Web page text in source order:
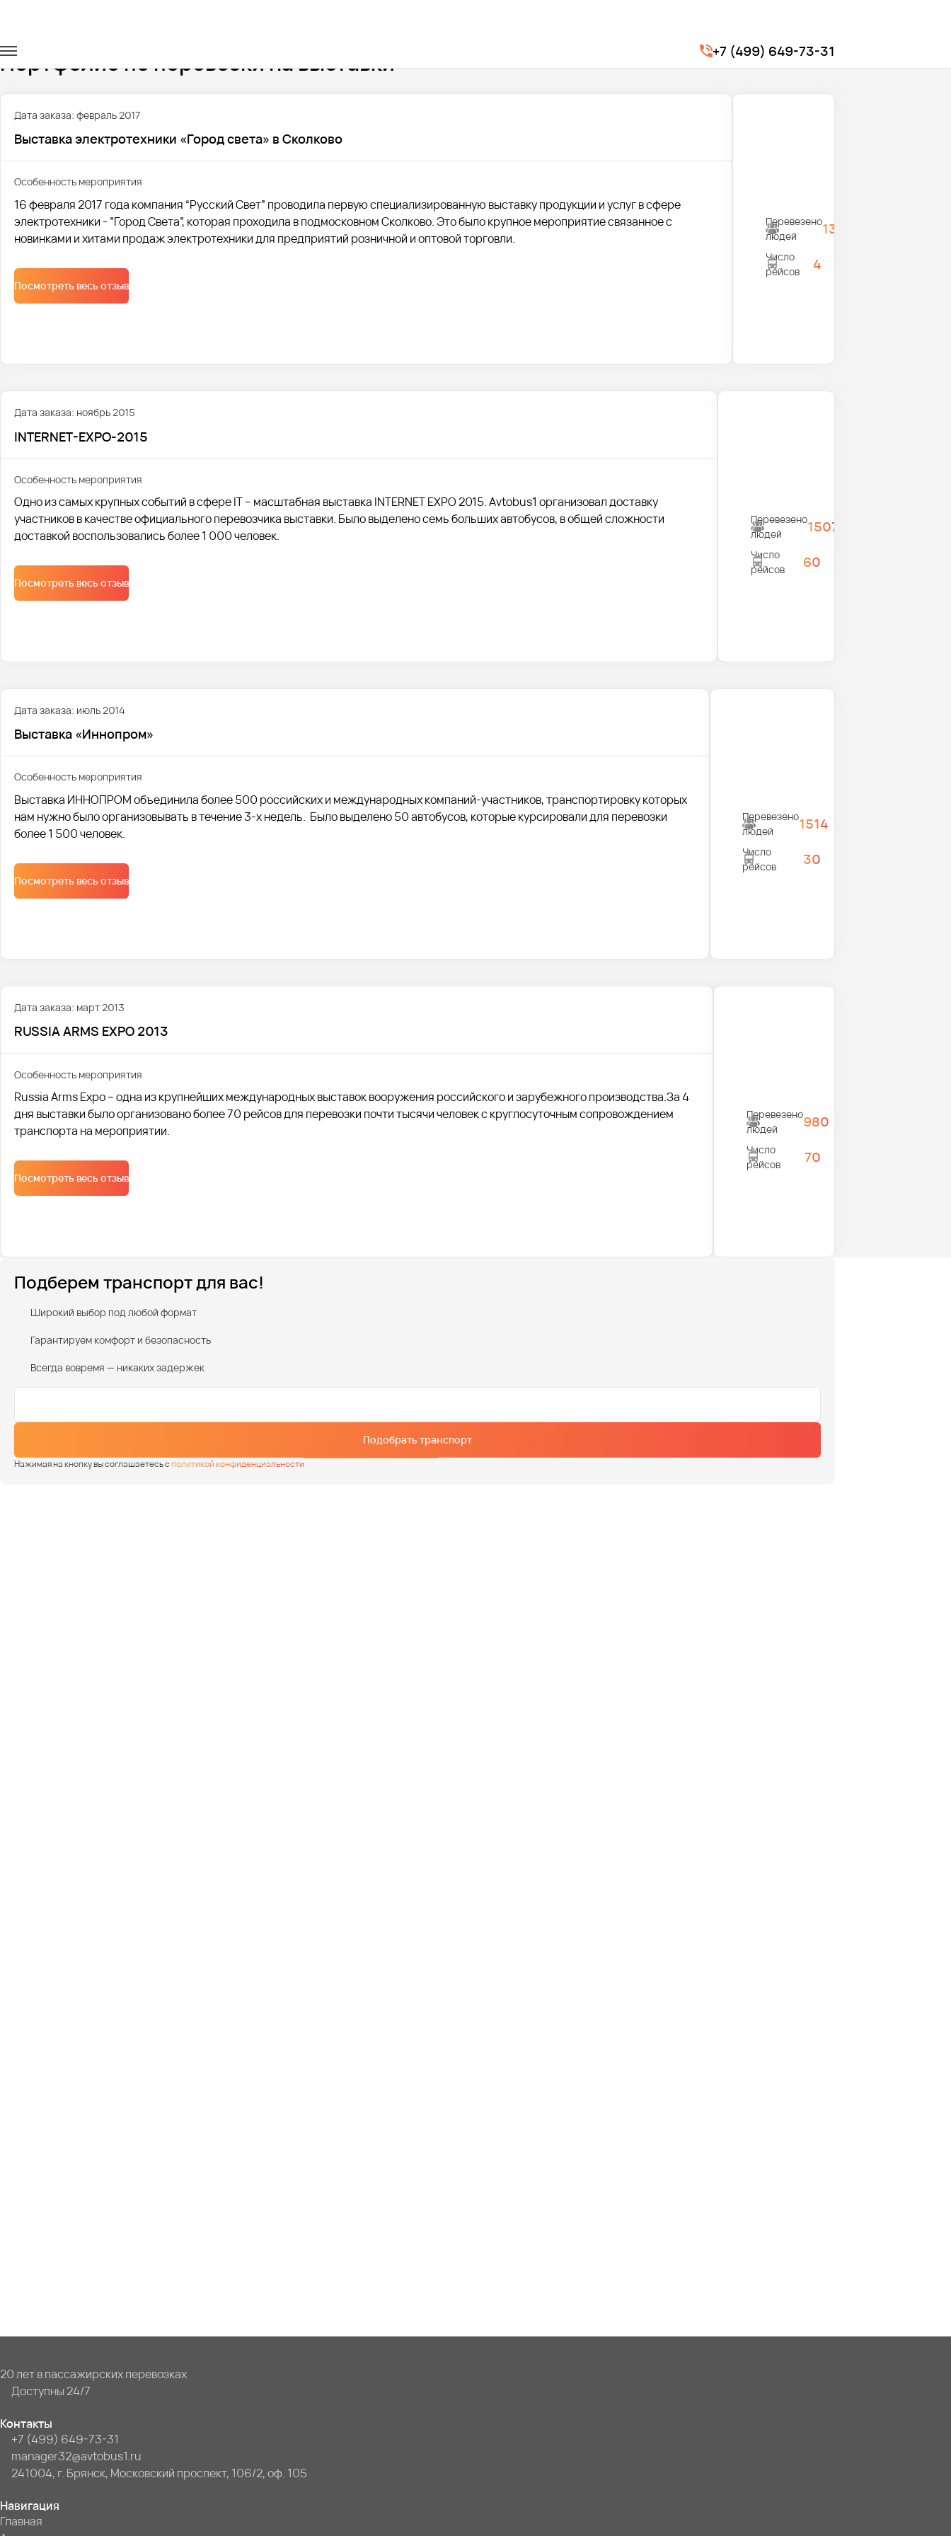
+7 (499) 649-73-31
Портфолио по перевозки на выставки
Дата заказа: февраль 2017
Выставка электротехники «Город света» в Сколково
Особенность мероприятия
16 февраля 2017 года компания “Русский Свет” проводила первую специализированную выставку продукции и услуг в сфере
электротехники - ”Город Света”, которая проходила в подмосковном Сколково. Это было крупное мероприятие связанное с
новинками и хитами продаж электротехники для предприятий розничной и оптовой торговли.
Посмотреть весь отзыв
Перевезено
людей
1300
Число
рейсов
4
Дата заказа: ноябрь 2015
INTERNET-EXPO-2015
Особенность мероприятия
Одно из самых крупных событий в сфере IT – масштабная выставка INTERNET EXPO 2015. Avtobus1 организовал доставку
участников в качестве официального перевозчика выставки. Было выделено семь больших автобусов, в общей сложности
доставкой воспользовались более 1 000 человек.
Посмотреть весь отзыв
Перевезено
людей
1507
Число
рейсов
60
Дата заказа: июль 2014
Выставка «Иннопром»
Особенность мероприятия
Выставка ИННОПРОМ объединила более 500 российских и международных компаний-участников, транспортировку которых
нам нужно было организовывать в течение 3-х недель. Было выделено 50 автобусов, которые курсировали для перевозки
более 1 500 человек.
Посмотреть весь отзыв
Перевезено
людей
1514
Число
рейсов
30
Дата заказа: март 2013
RUSSIA ARMS EXPO 2013
Особенность мероприятия
Russia Arms Expo – одна из крупнейших международных выставок вооружения российского и зарубежного производства.За 4
дня выставки было организовано более 70 рейсов для перевозки почти тысячи человек с круглосуточным сопровождением
транспорта на мероприятии.
Посмотреть весь отзыв
Перевезено
людей
980
Число
рейсов
70
Подберем транспорт для вас!
Широкий выбор под любой формат
Гарантируем комфорт и безопасность
Всегда вовремя — никаких задержек
Подобрать транспорт
Нажимая на кнопку вы соглашаетесь сполитикой конфиденциальности
20 лет в пассажирских перевозках
Доступны 24/7
Контакты
+7 (499) 649-73-31
manager32@avtobus1.ru
241004, г. Брянск, Московский проспект, 106/2, оф. 105
Навигация
Главная